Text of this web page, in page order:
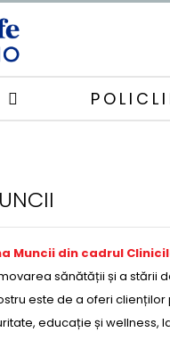
Muncii din cadrul
sănătății și a stării
este de a oferi
educație și wellness,